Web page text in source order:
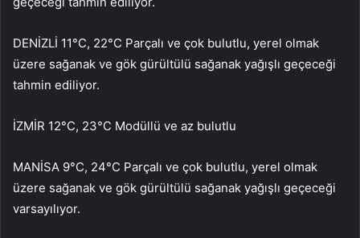
DENİZLİ 11°C, 22°C Parçalı ve çok bulutlu, yerel olmak
üzere sağanak ve gök gürültülü sağanak yağışlı geçeceği
tahmin ediliyor.
İZMİR 12°C, 23°C Modüllü ve az bulutlu
MANİSA 9°C, 24°C Parçalı ve çok bulutlu, yerel olmak
üzere sağanak ve gök gürültülü sağanak yağışlı geçeceği
varsayılıyor.